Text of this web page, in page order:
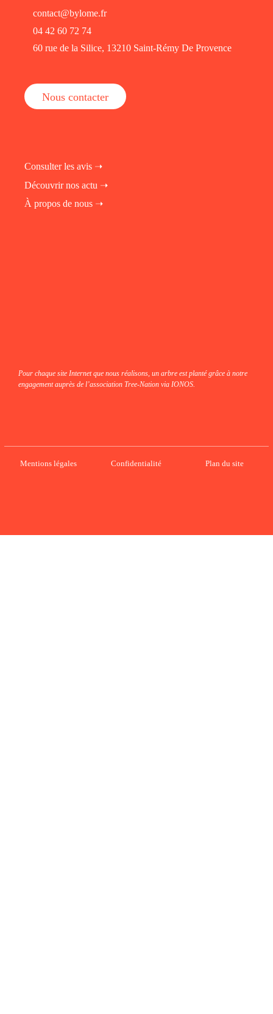
contact@bylome.fr
04 42 60 72 74
60 rue de la Silice, 13210 Saint-Rémy De Provence
Nous contacter
Consulter les avis ➝
Découvrir nos actu ➝
À propos de nous ➝
Pour chaque site Internet que nous réalisons, un arbre est planté grâce à notre
engagement auprès de l’association Tree-Nation via IONOS.
Mentions légales Confidentialité Plan du site